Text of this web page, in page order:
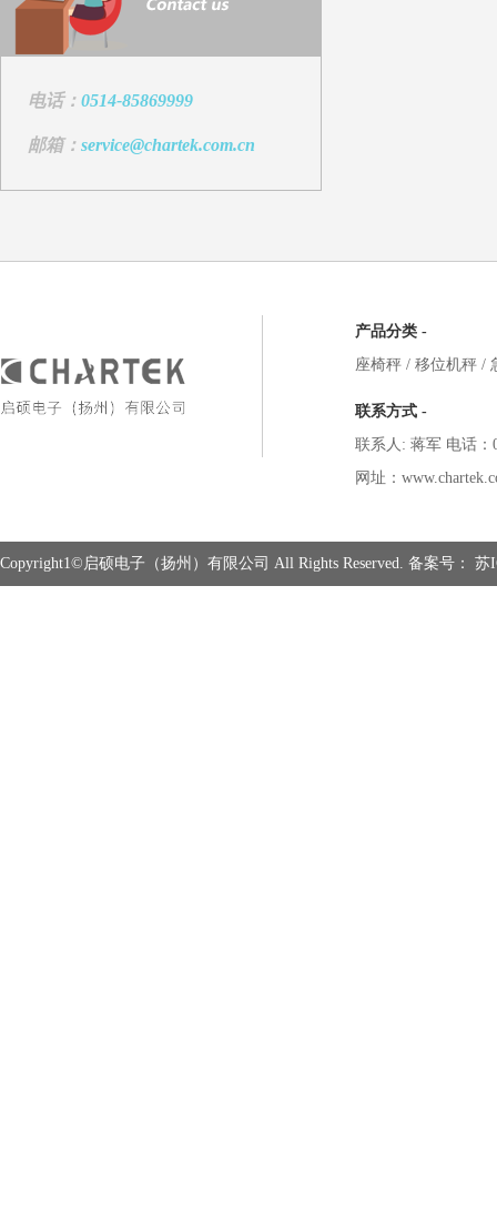
电话： 0514-85869999
邮箱： service@chartek.com.cn
产品分类 -
座椅秤 / 移位机秤 /
联系方式 -
联系人: 蒋军 电话：
网址：
Copyright1©启硕电子（扬州）有限公司 All Rights Reserved. 备案号： 苏